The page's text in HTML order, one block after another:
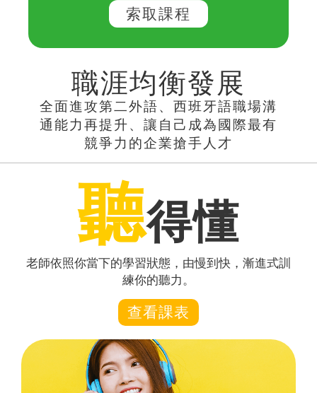
索取課程
職涯均衡發展
全面進攻第二外語、西班牙語職場溝
通能力再提升、讓自己成為國際最有
競爭力的企業搶手人才
聽得懂
老師依照你當下的學習狀態，由慢到快，漸進式訓
練你的聽力。
查看課表